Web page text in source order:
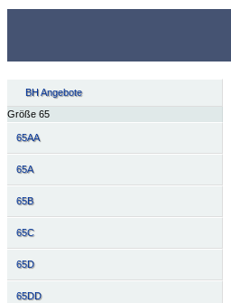
BH Angebote
Größe 65
65AA
65A
65B
65C
65D
65DD